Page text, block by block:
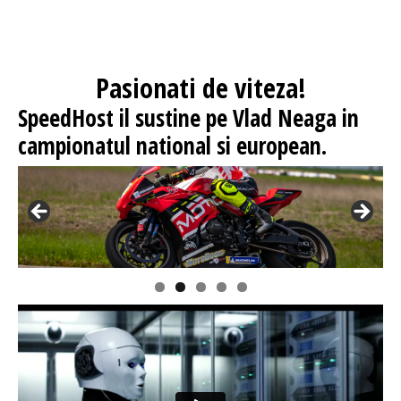
Pasionati de viteza!
SpeedHost il sustine pe Vlad Neaga in
campionatul national si european.